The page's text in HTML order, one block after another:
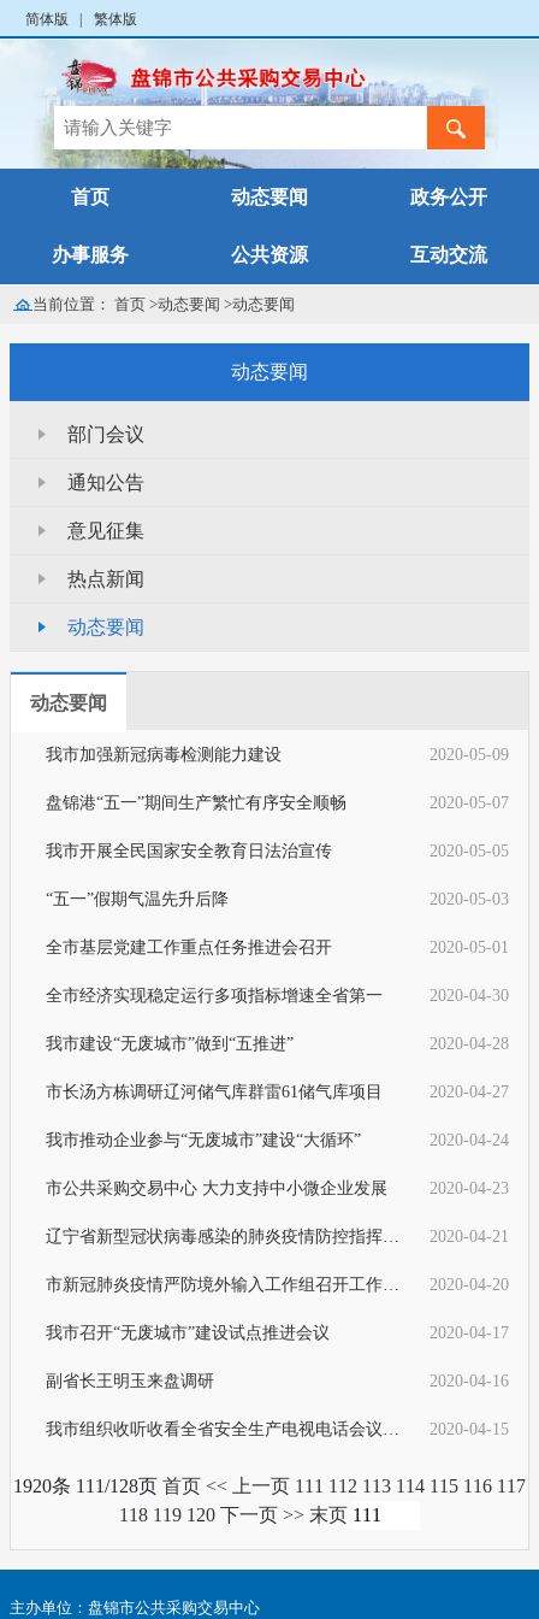
简体版 繁体版
首页 动态要闻 政务公开
办事服务 公共资源 互动交流
当前位置：首页 >动态要闻 >动态要闻
动态要闻
部门会议
通知公告
意见征集
热点新闻
动态要闻
动态要闻
我市加强新冠病毒检测能力建设 2020-05-09
盘锦港“五一”期间生产繁忙有序安全顺畅 2020-05-07
我市开展全民国家安全教育日法治宣传 2020-05-05
“五一”假期气温先升后降 2020-05-03
全市基层党建工作重点任务推进会召开 2020-05-01
全市经济实现稳定运行多项指标增速全省第一 2020-04-30
我市建设“无废城市”做到“五推进” 2020-04-28
市长汤方栋调研辽河储气库群雷61储气库项目 2020-04-27
我市推动企业参与“无废城市”建设“大循环” 2020-04-24
市公共采购交易中心 大力支持中小微企业发展 2020-04-23
2020-04-21
2020-04-20
我市召开“无废城市”建设试点推进会议 2020-04-17
副省长王明玉来盘调研 2020-04-16
2020-04-15
1920条 111/128页 首页 << 上一页 111 112 113 114 115 116 117
118 119 120 下一页 >> 末页
主办单位：盘锦市公共采购交易中心